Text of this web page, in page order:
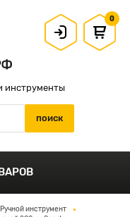
инструменты
0
Ручной инструмент